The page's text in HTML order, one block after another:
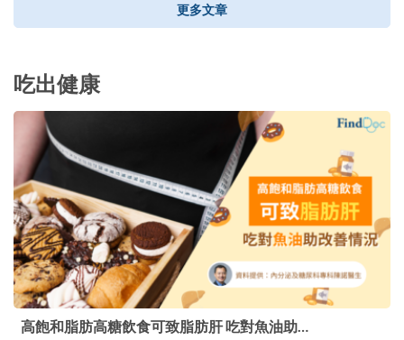
更多文章
吃出健康
高飽和脂肪高糖飲食可致脂肪肝 吃對魚油助…